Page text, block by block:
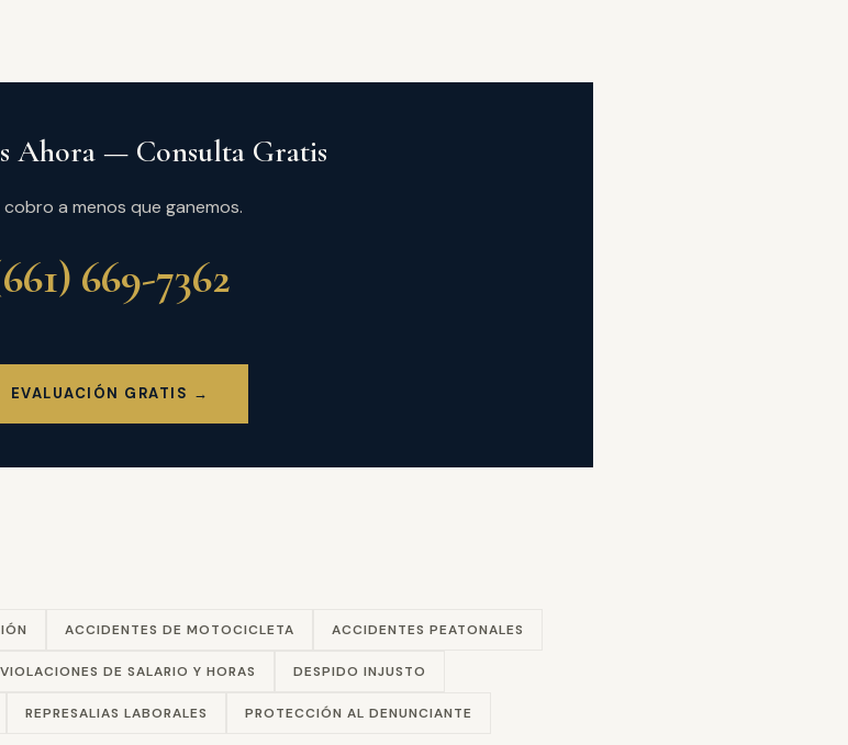
Ahora — Consulta Gratis
cobro a menos que ganemos.
669-7362
EVALUACIÓN GRATIS →
ACCIDENTES DE MOTOCICLETA ACCIDENTES PEATONALES
VIOLACIONES DE SALARIO Y HORAS DESPIDO INJUSTO
REPRESALIAS LABORALES PROTECCIÓN AL DENUNCIANTE